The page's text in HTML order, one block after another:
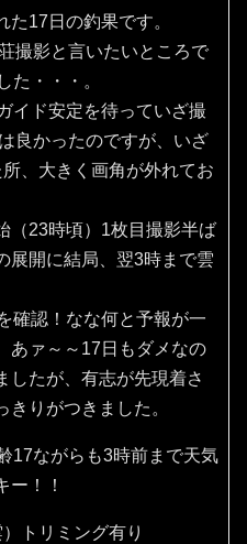
17日の釣果です。
撮影と言いたいところで
た・・・。
イド安定を待っていざ撮
良かったのですが、いざ
、大きく画角が外れてお
（23時頃）1枚目撮影半ば
展開に結局、翌3時まで雲
確認！なな何と予報が一
あァ～～17日もダメなの
したが、有志が先現着さ
りがつきました。
17ながらも3時前まで天気
ー！！
トリミング有り